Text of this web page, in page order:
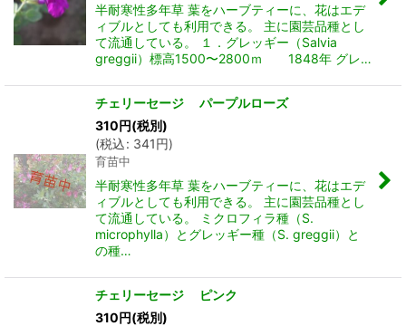
半耐寒性多年草 葉をハーブティーに、花はエデ
ィブルとしても利用できる。 主に園芸品種とし
て流通している。 １．グレッギー（Salvia
greggii）標高1500〜2800ｍ 1848年 グレ…
チェリーセージ パープルローズ
310円(税別)
(税込: 341円)
育苗中
半耐寒性多年草 葉をハーブティーに、花はエデ
ィブルとしても利用できる。 主に園芸品種とし
て流通している。 ミクロフィラ種（S.
microphylla）とグレッギー種（S. greggii）と
の種…
チェリーセージ ピンク
310円(税別)